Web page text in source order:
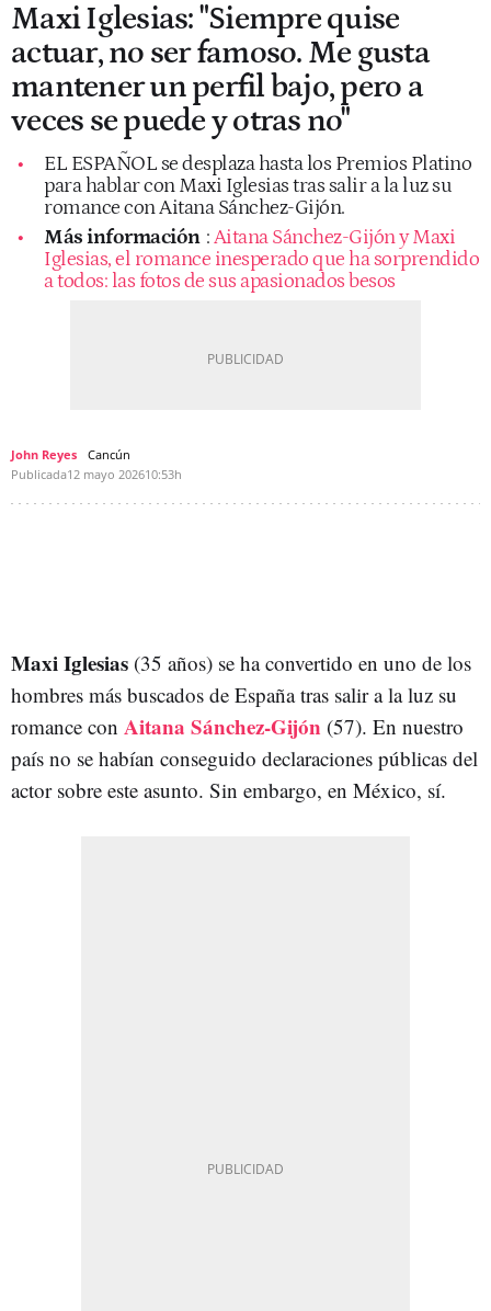
Maxi Iglesias: "Siempre quise
actuar, no ser famoso. Me gusta
mantener un perfil bajo, pero a
veces se puede y otras no"
EL ESPAÑOL se desplaza hasta los Premios Platino
para hablar con Maxi Iglesias tras salir a la luz su
romance con Aitana Sánchez-Gijón.
Más información :Aitana Sánchez-Gijón y Maxi
Iglesias, el romance inesperado que ha sorprendido
a todos: las fotos de sus apasionados besos
John Reyes
Cancún
Publicada12 mayo 202610:53h
Maxi Iglesias (35 años) se ha convertido en uno de los
hombres más buscados de España tras salir a la luz su
romance con Aitana Sánchez-Gijón (57). En nuestro
país no se habían conseguido declaraciones públicas del
actor sobre este asunto. Sin embargo, en México, sí.